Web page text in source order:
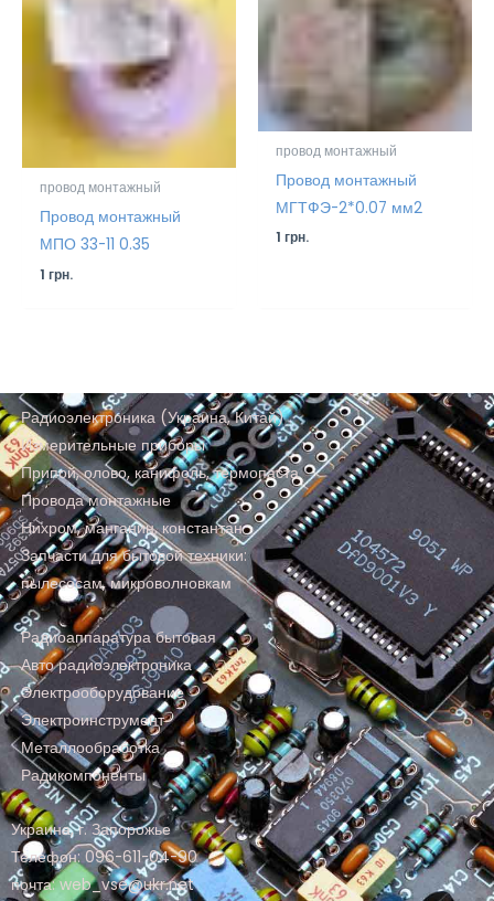
провод монтажный
Провод монтажный
МПО 33-11 0.35
1грн.
провод монтажный
Провод монтажный
МГТФЭ-2*0.07 мм2
1грн.
Радиоэлектроника (Украина, Китай)
Измерительные приборы
Припой, олово, канифоль, термопаста
Провода монтажные
Нихром, манганин, константан
Запчасти для бытовой техники:
пылесосам, микроволновкам
Радиоаппаратура бытовая
Авто радиоэлектроника
Электрооборудование
Электроинструмент
Металлообработка
Радикомпоненты
Украина, г. Запорожье
Телефон: 096-611-04-90
почта: web_vse@ukr.net